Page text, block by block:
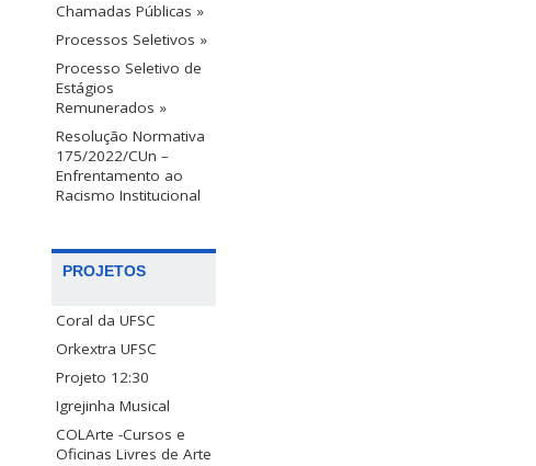
Chamadas Públicas »
Processos Seletivos »
Processo Seletivo de
Estágios
Remunerados »
Resolução Normativa
175/2022/CUn –
Enfrentamento ao
Racismo Institucional
PROJETOS
Coral da UFSC
Orkextra UFSC
Projeto 12:30
Igrejinha Musical
COLArte -Cursos e
Oficinas Livres de Arte